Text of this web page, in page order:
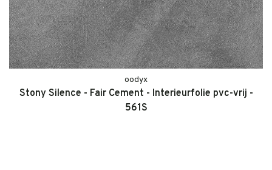
oodyx
Stony Silence - Fair Cement - Interieurfolie pvc-vrij -
561S